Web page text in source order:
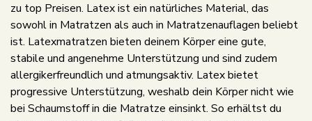
zu top Preisen. Latex ist ein natürliches Material, das
sowohl in Matratzen als auch in Matratzenauflagen beliebt
ist. Latexmatratzen bieten deinem Körper eine gute,
stabile und angenehme Unterstützung und sind zudem
allergikerfreundlich und atmungsaktiv. Latex bietet
progressive Unterstützung, weshalb dein Körper nicht wie
bei Schaumstoff in die Matratze einsinkt. So erhältst du